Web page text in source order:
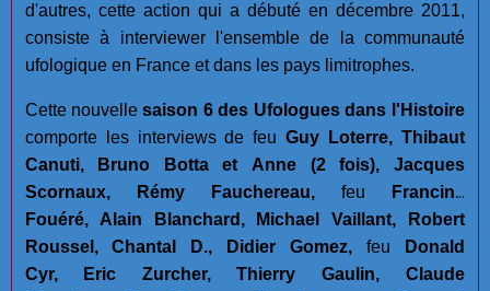
d'autres, cette action qui a débuté en décembre 2011,
consiste à interviewer l'ensemble de la communauté
ufologique en France et dans les pays limitrophes.
Cette nouvelle saison 6 des Ufologues dans l'Histoire
comporte les interviews de feu Guy Loterre, Thibaut
Canuti,
Bruno Botta et Anne (2 fois), Jacques
Scornaux,
Rémy Fauchereau, feu
Francine
Fouéré, Alain Blanchard, Michael Vaillant,
Robert
Roussel, Chantal D., Didier Gomez, feu
Donald
Cyr,
Eric Zurcher, Thierry Gaulin, Claude